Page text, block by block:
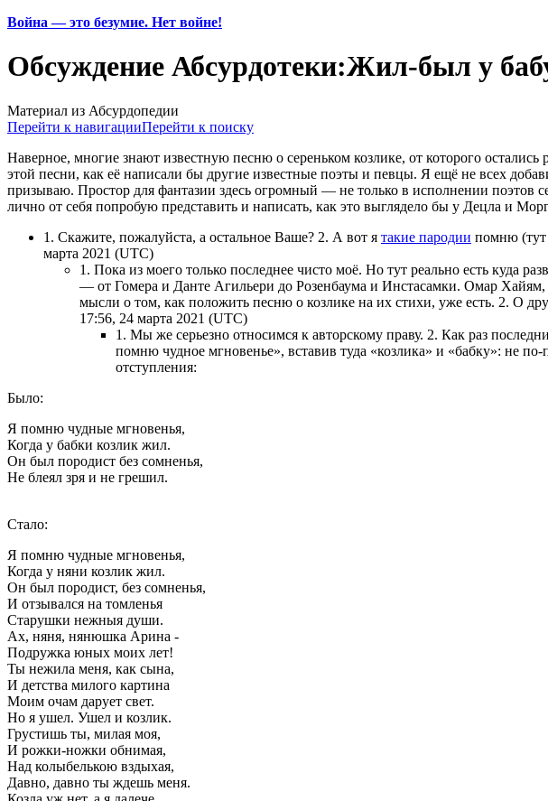
Война — это безумие. Нет войне!
Обсуждение Абсурдотеки:Жил-был у
Материал из Абсурдопедии
Перейти к навигацииПерейти к поиску
Наверное, многие знают известную песню о сереньком козлике, от которого
этой песни, как её написали бы другие известные поэты и певцы. Я ещё не всех
призываю. Простор для фантазии здесь огромный — не только в исполнении
лично от себя попробую представить и написать, как это выглядело бы у Децла и
1. Скажите, пожалуйста, а остальное Ваше? 2. А вот я такие пародии помню (тут
марта 2021 (UTC)
1. Пока из моего только последнее чисто моё. Но тут реально есть куда
— от Гомера и Данте Агильери до Розенбаума и Инстасамки. Омар
мысли о том, как положить песню о козлике на их стихи, уже есть. 2. О
17:56, 24 марта 2021 (UTC)
1. Мы же серьезно относимся к авторскому праву. 2. Как раз
помню чудное мгновенье», вставив туда «козлика» и «бабку»: не
отступления:
Было:
Я помню чудные мгновенья,
Когда у бабки козлик жил.
Он был породист без сомненья,
Не блеял зря и не грешил.
Стало:
Я помню чудные мгновенья,
Когда у няни козлик жил.
Он был породист, без сомненья,
И отзывался на томленья
Старушки нежныя души.
Ах, няня, нянюшка Арина -
Подружка юных моих лет!
Ты нежила меня, как сына,
И детства милого картина
Моим очам дарует свет.
Но я ушел. Ушел и козлик.
Грустишь ты, милая моя,
И рожки-ножки обнимая,
Над колыбелькою вздыхая,
Давно, давно ты ждешь меня.